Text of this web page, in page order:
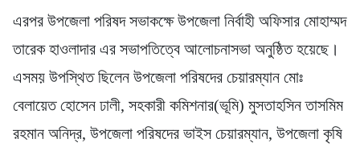
এরপর উপজেলা পরিষদ সভাকক্ষে উপজেলা নির্বাহী অফিসার মোহাম্মদ
তারেক হাওলাদার এর সভাপতিত্বে আলোচনাসভা অনুষ্ঠিত হয়েছে।
এসময় উপস্থিত ছিলেন উপজেলা পরিষদের চেয়ারম্যান মোঃ
বেলায়েত হোসেন ঢালী, সহকারী কমিশনার(ভূমি) মুসতাহসিন তাসমিম
রহমান অনিদ্র, উপজেলা পরিষদের ভাইস চেয়ারম্যান, উপজেলা কৃষি